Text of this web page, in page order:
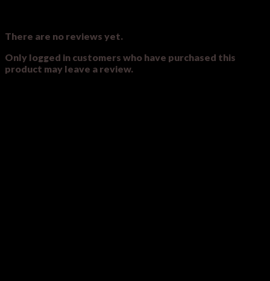
There are no reviews yet.
Only logged in customers who have purchased this
product may leave a review.